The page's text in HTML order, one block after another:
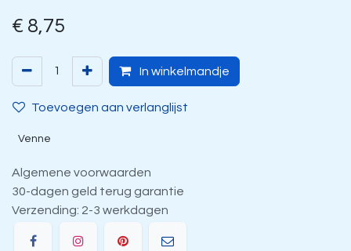
€ 8,75
In winkelmandje
Toevoegen aan verlanglijst
Venne
Algemene voorwaarden
30-dagen geld terug garantie
Verzending: 2-3 werkdagen